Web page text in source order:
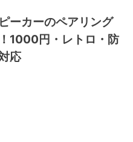
ーカーのペアリング
1000円・レトロ・防
応